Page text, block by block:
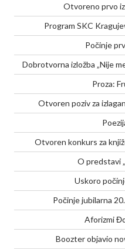
Otvoreno prvo
Program SKC
Počinje
Dobrotvorna izložba „Nije
Proza:
Otvoren poziv za
Otvoren konkurs za
O predstavi
Uskoro
Počinje jubilarna
Aforizmi
Boozter objavio